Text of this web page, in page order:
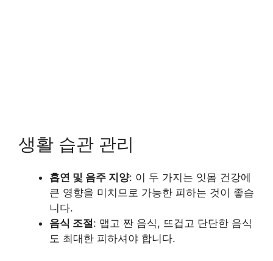
생활 습관 관리
흡연 및 음주 지양: 이 두 가지는 잇몸 건강에
큰 영향을 미치므로 가능한 피하는 것이 좋습
니다.
음식 조절: 맵고 짠 음식, 뜨겁고 단단한 음식
도 최대한 피하셔야 합니다.